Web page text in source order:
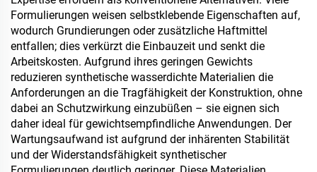
Formulierungen weisen selbstklebende Eigenschaften auf,
wodurch Grundierungen oder zusätzliche Haftmittel
entfallen; dies verkürzt die Einbauzeit und senkt die
Arbeitskosten. Aufgrund ihres geringen Gewichts
reduzieren synthetische wasserdichte Materialien die
Anforderungen an die Tragfähigkeit der Konstruktion, ohne
dabei an Schutzwirkung einzubüßen – sie eignen sich
daher ideal für gewichtsempfindliche Anwendungen. Der
Wartungsaufwand ist aufgrund der inhärenten Stabilität
und der Widerstandsfähigkeit synthetischer